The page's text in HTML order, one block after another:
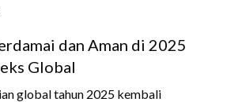
dan Aman di 2025
Global
global tahun 2025 kembali